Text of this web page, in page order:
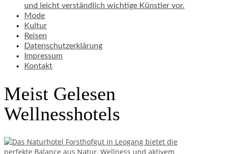
und leicht verständlich wichtige Künstler vor.
Mode
Kultur
Reisen
Datenschutzerklärung
Impressum
Kontakt
Meist Gelesen
Wellnesshotels